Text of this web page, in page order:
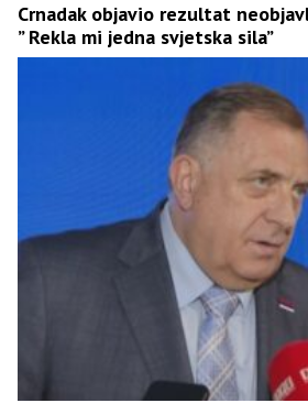
Crnadak objavio rezultat
” Rekla mi jedna svjetska sila”